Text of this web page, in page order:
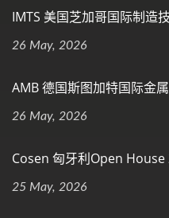
IMTS 美国芝加哥国际制造
26 May, 2026
AMB 德国斯图加特国际金
26 May, 2026
Cosen 匈牙利Open House
25 May, 2026